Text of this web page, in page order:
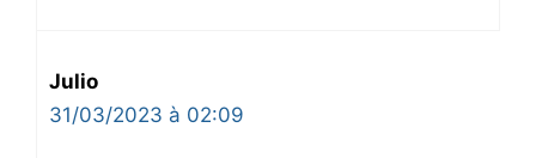
Julio
31/03/2023 à 02:09